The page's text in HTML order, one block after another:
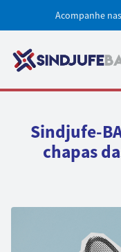
Acompanhe
Sindjufe-
chapas